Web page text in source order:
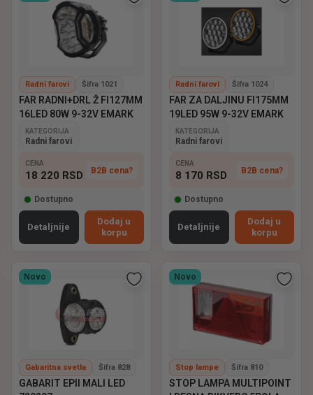
Radni farovi Šifra 1021
FAR RADNI+DRL Ž FI127MM
16LED 80W 9-32V EMARK
KATEGORIJA
Radni farovi
CENA
18 220 RSD B2B cena?
Dostupno
Detaljnije
Dodaj u
korpu
Radni farovi Šifra 1024
FAR ZA DALJINU FI175MM
19LED 95W 9-32V EMARK
KATEGORIJA
Radni farovi
CENA
8 170 RSD B2B cena?
Dostupno
Detaljnije
Dodaj u
korpu
Novo
Gabaritna svetla Šifra 828
GABARIT EPII MALI LED
Novo
Stop lampe Šifra 810
STOP LAMPA MULTIPOINT